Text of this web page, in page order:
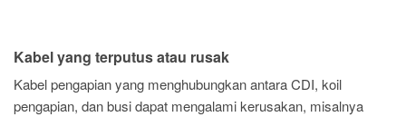
Kabel yang terputus atau rusak
Kabel pengapian yang menghubungkan antara CDI, koil
pengapian, dan busi dapat mengalami kerusakan, misalnya